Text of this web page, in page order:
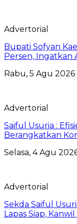
Advertorial
Bupati Sofyan
Persen, Ingatkan
Rabu, 5 Agu 2026
Advertorial
Saiful Usuria :
Berangkatkan
Selasa, 4 Agu
Advertorial
Sekda Saiful
Lapas Siap,